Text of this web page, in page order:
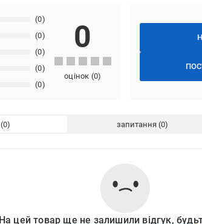
(0)
(0)
(0)
(0)
(0)
0
оцінок (0)
запитання
На цей товар ще не залишили відгук,